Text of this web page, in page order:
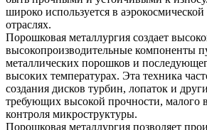
широко используется в аэрокосмической
отраслях.
Порошковая металлургия создает
высокопроизводительные компоненты
металлических порошков и
высоких температурах. Эта техника
создания дисков турбин, лопаток и
требующих высокой прочности, малого
контроля микроструктуры.
Порошковая металлургия позволяет